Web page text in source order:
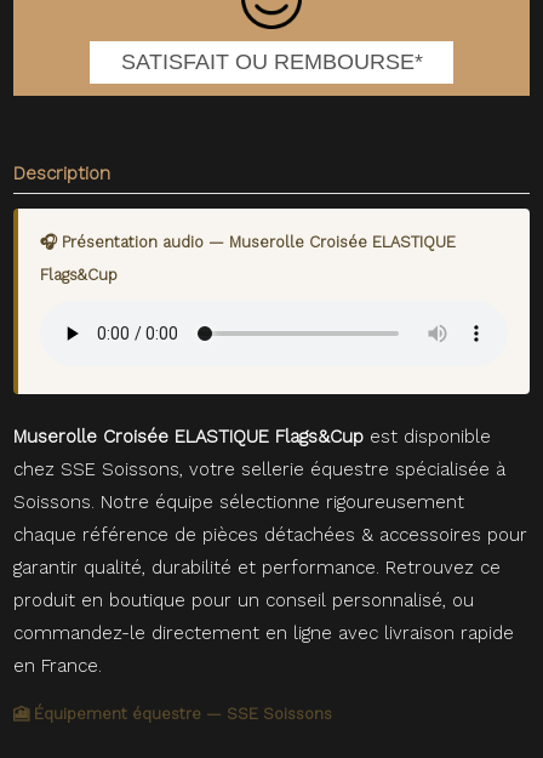
SATISFAIT OU REMBOURSE*
Description
🎧 Présentation audio — Muserolle Croisée ELASTIQUE
Flags&Cup
Muserolle Croisée ELASTIQUE Flags&Cup est disponible
chez SSE Soissons, votre sellerie équestre spécialisée à
Soissons. Notre équipe sélectionne rigoureusement
chaque référence de pièces détachées & accessoires pour
garantir qualité, durabilité et performance. Retrouvez ce
produit en boutique pour un conseil personnalisé, ou
commandez-le directement en ligne avec livraison rapide
en France.
🎦 Équipement équestre — SSE Soissons